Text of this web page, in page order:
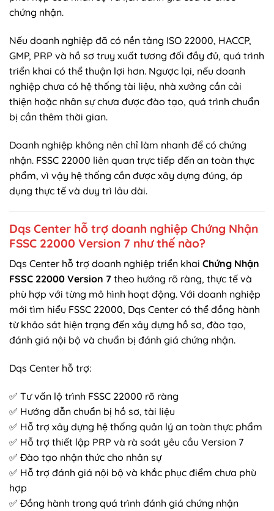
chứng nhận.
Nếu doanh nghiệp đã có nền tảng ISO 22000, HACCP,
GMP, PRP và hồ sơ truy xuất tương đối đầy đủ, quá trình
triển khai có thể thuận lợi hơn. Ngược lại, nếu doanh
nghiệp chưa có hệ thống tài liệu, nhà xưởng cần cải
thiện hoặc nhân sự chưa được đào tạo, quá trình chuẩn
bị cần thêm thời gian.
Doanh nghiệp không nên chỉ làm nhanh để có chứng
nhận. FSSC 22000 liên quan trực tiếp đến an toàn thực
phẩm, vì vậy hệ thống cần được xây dựng đúng, áp
dụng thực tế và duy trì lâu dài.
Dqs Center hỗ trợ doanh nghiệp Chứng Nhận
FSSC 22000 Version 7 như thế nào?
Dqs Center hỗ trợ doanh nghiệp triển khai Chứng Nhận
FSSC 22000 Version 7 theo hướng rõ ràng, thực tế và
phù hợp với từng mô hình hoạt động. Với doanh nghiệp
mới tìm hiểu FSSC 22000, Dqs Center có thể đồng hành
từ khảo sát hiện trạng đến xây dựng hồ sơ, đào tạo,
đánh giá nội bộ và chuẩn bị đánh giá chứng nhận.
Dqs Center hỗ trợ:
✅ Tư vấn lộ trình FSSC 22000 rõ ràng
✅ Hướng dẫn chuẩn bị hồ sơ, tài liệu
✅ Hỗ trợ xây dựng hệ thống quản lý an toàn thực phẩm
✅ Hỗ trợ thiết lập PRP và rà soát yêu cầu Version 7
✅ Đào tạo nhận thức cho nhân sự
✅ Hỗ trợ đánh giá nội bộ và khắc phục điểm chưa phù
hợp
✅ Đồng hành trong quá trình đánh giá chứng nhận